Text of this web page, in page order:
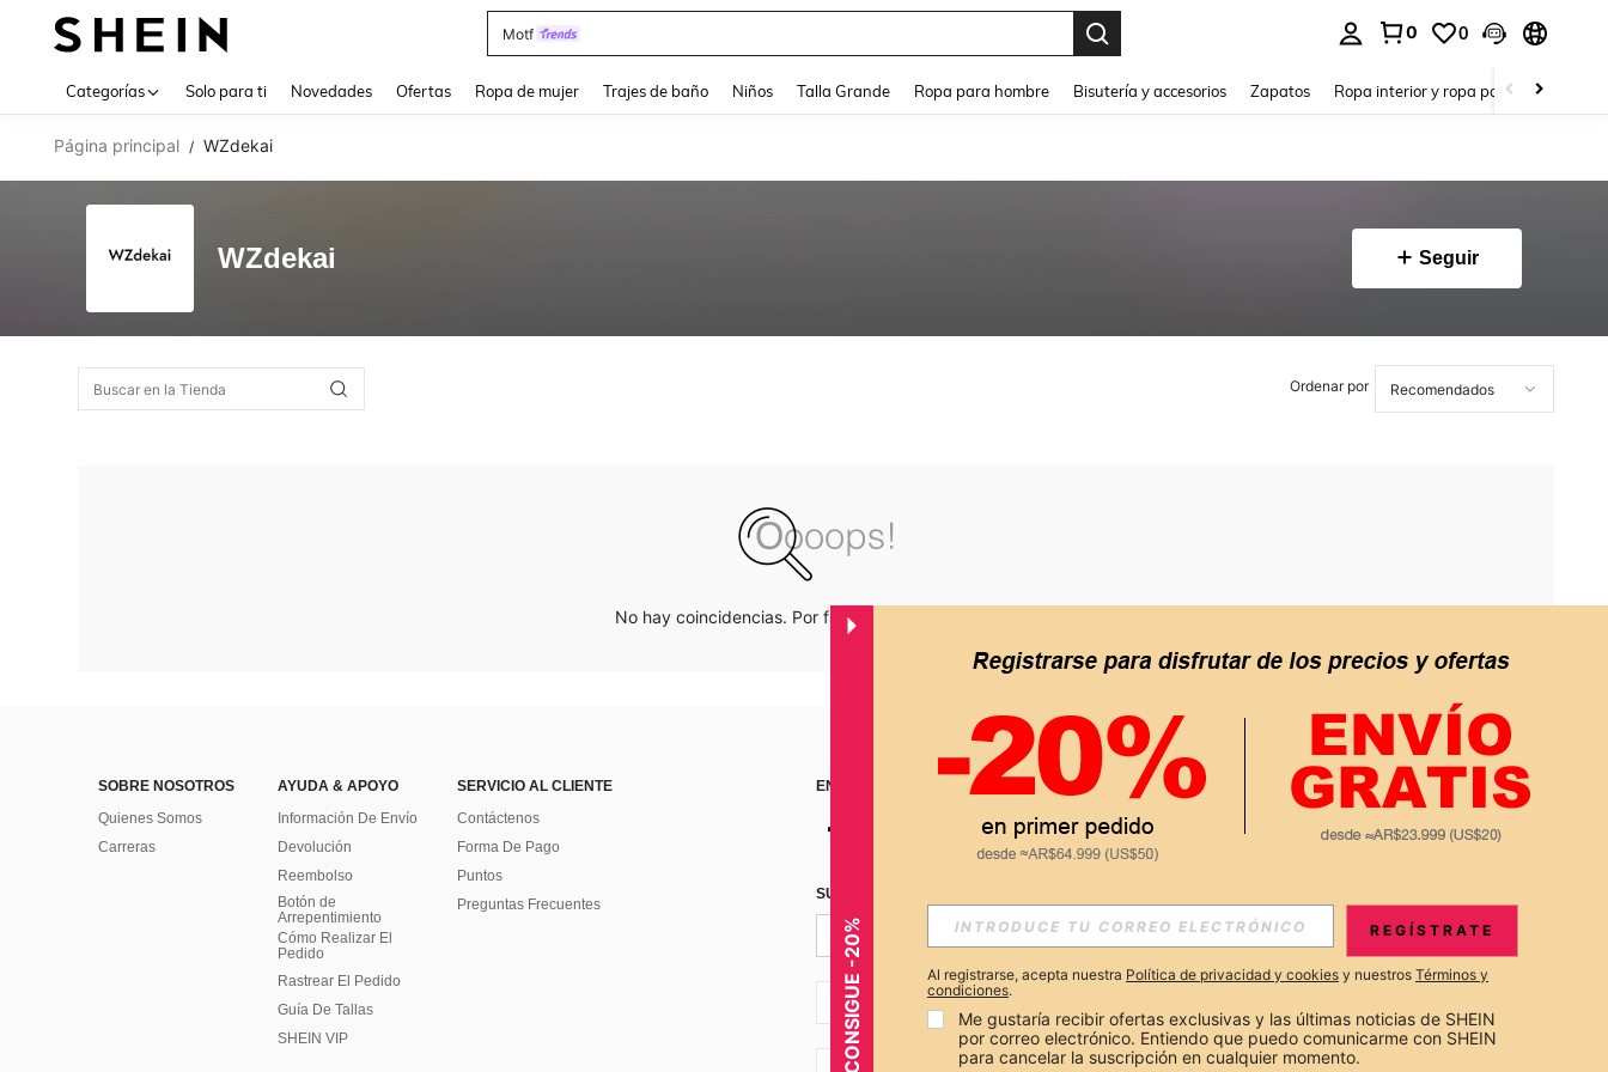
Campera
0 0
Categorías Solo para ti Novedades Ofertas Ropa de mujer Trajes de baño Niños Talla Grande Ropa para hombre Bisutería y accesorios Zapatos Ropa interior y ropa para dormir
Página principal / WZdekai
WZdekai Seguir
Ordenar por
No hay coincidencias. Por favor inténtalo de nuevo.
SOBRE NOSOTROS
Quienes Somos
Carreras
AYUDA & APOYO
Información De Envío
Devolución
Reembolso
Botón de
Arrepentimiento
Cómo Realizar El
Pedido
Rastrear El Pedido
Guía De Tallas
SHEIN VIP
SERVICIO AL CLIENTE
Contáctenos
Forma De Pago
Puntos
Preguntas Frecuentes
ENCUÉNTRANOS EN APP
SUSCRÍBETE PARA RECIBIR OFERTAS EXCLUSIVAS, PROMOCIONES Y NOTICIAS DE SHEIN
Suscribir
AR + 54
CONSIGUE -20% REGÍSTRATE
Al registrarse, acepta nuestra Política de privacidad y cookies y nuestros Términos y
condiciones.
Me gustaría recibir ofertas exclusivas y las últimas noticias de SHEIN
por correo electrónico. Entiendo que puedo comunicarme con SHEIN
para cancelar la suscripción en cualquier momento.